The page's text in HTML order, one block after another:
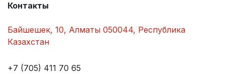
Контакты
Байшешек, 10, Алматы 050044, Республика
Казахстан
+7 (705) 411 70 65